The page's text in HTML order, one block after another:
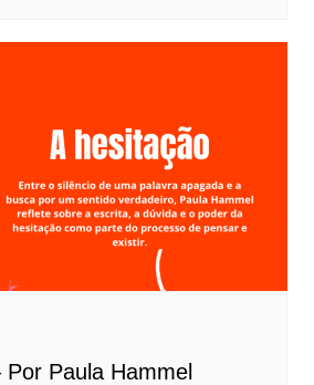
Paula Hammel